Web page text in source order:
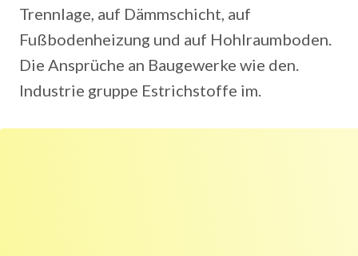
Trennlage, auf Dämmschicht, auf
Fußbodenheizung und auf Hohlraumboden.
Die Ansprüche an Baugewerke wie den.
Industrie gruppe Estrichstoffe im.